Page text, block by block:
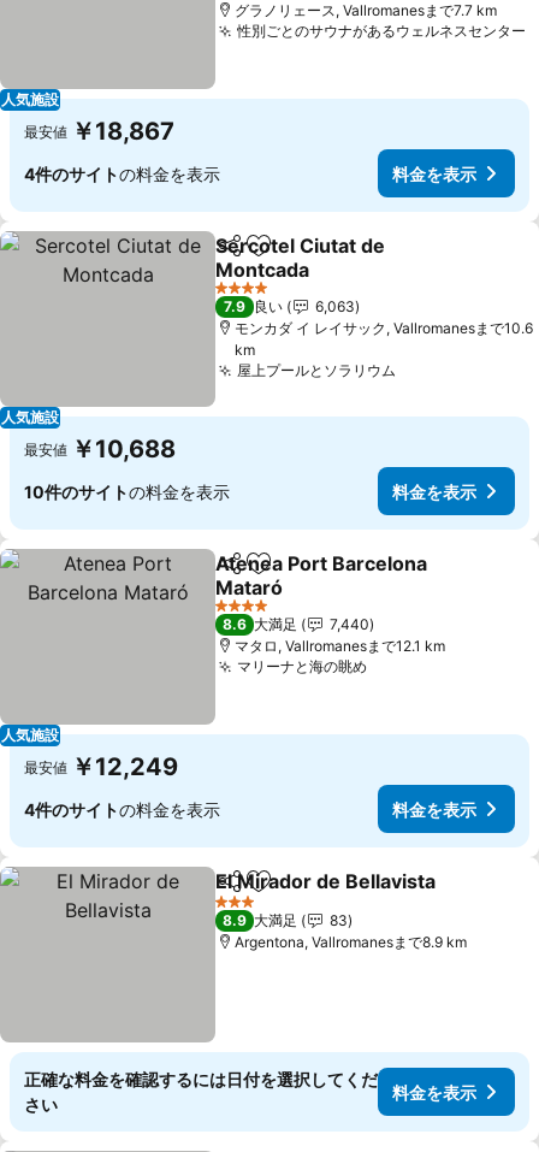
人気施設
グラノリェース, Vallromanesまで7.7 km
性別ごとのサウナがあるウェルネスセンター
最安値 ￥18,867
4件のサイトの料金を表示 料金を表示
人気施設
シェアお気に入りに追加
Sercotel Ciutat de
Montcada
料金を表示
4 ホテルのランク
7.9 良い
6,063
モンカダ イ レイサック, Vallromanesまで10.6
km
屋上プールとソラリウム
最安値 ￥10,688
10件のサイトの料金を表示 料金を表示
人気施設
シェアお気に入りに追加
Atenea Port Barcelona
Mataró
料金を表示
4 ホテルのランク
8.6 大満足
7,440
マタロ, Vallromanesまで12.1 km
マリーナと海の眺め
最安値 ￥12,249
4件のサイトの料金を表示 料金を表示
シェアお気に入りに追加
El Mirador de Bellavista
3 ホテルのランク
8.9 大満足
83
Argentona, Vallromanesまで8.9 km
正確な料金を確認するには日付を選択してくだ
さい
料金を表示